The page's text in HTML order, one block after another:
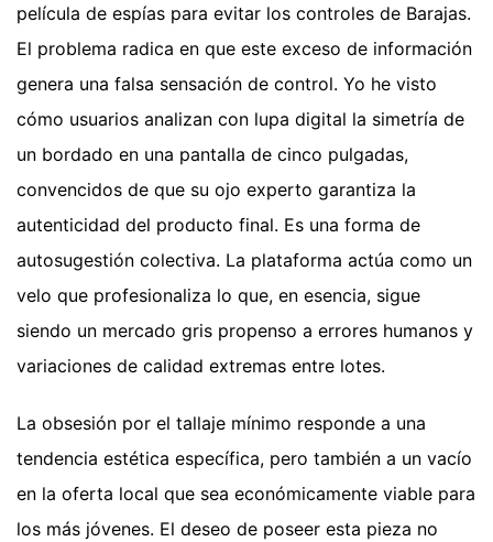
película de espías para evitar los controles de Barajas.
El problema radica en que este exceso de información
genera una falsa sensación de control. Yo he visto
cómo usuarios analizan con lupa digital la simetría de
un bordado en una pantalla de cinco pulgadas,
convencidos de que su ojo experto garantiza la
autenticidad del producto final. Es una forma de
autosugestión colectiva. La plataforma actúa como un
velo que profesionaliza lo que, en esencia, sigue
siendo un mercado gris propenso a errores humanos y
variaciones de calidad extremas entre lotes.
La obsesión por el tallaje mínimo responde a una
tendencia estética específica, pero también a un vacío
en la oferta local que sea económicamente viable para
los más jóvenes. El deseo de poseer esta pieza no